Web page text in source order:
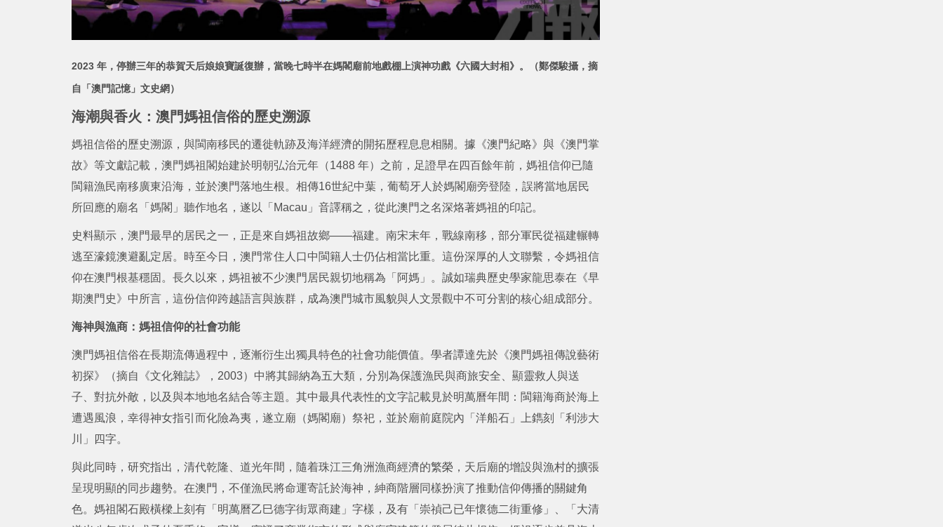
2023 年，停辦三年的恭賀天后娘娘寶誕復辦，當晚七時半在媽閣廟前地戲棚上演神功戲《六國大封相》。（鄭傑駿攝，摘
自 「澳門記憶」文史網）
海潮與香火：澳門媽祖信俗的歷史溯源
媽祖信俗的歷史溯源，與閩南移民的遷徙軌跡及海洋經濟的開拓歷程息息相關。據《澳門紀略》與《澳門掌
故》等文獻記載，澳門媽祖閣始建於明朝弘治元年（1488 年）之前，足證早在四百餘年前，媽祖信仰已隨
閩籍漁民南移廣東沿海，並於澳門落地生根。相傳16世紀中葉，葡萄牙人於媽閣廟旁登陸，誤將當地居民
所回應的廟名「媽閣」聽作地名，遂以「Macau」音譯稱之，從此澳門之名深烙著媽祖的印記。
史料顯示，澳門最早的居民之一，正是來自媽祖故鄉——福建。南宋末年，戰線南移，部分軍民從福建輾轉
逃至濠鏡澳避亂定居。時至今日，澳門常住人口中閩籍人士仍佔相當比重。這份深厚的人文聯繫，令媽祖信
仰在澳門根基穩固。長久以來，媽祖被不少澳門居民親切地稱為「阿媽」。誠如瑞典歷史學家龍思泰在《早
期澳門史》中所言，這份信仰跨越語言與族群，成為澳門城市風貌與人文景觀中不可分割的核心組成部分。
海神與漁商：媽祖信仰的社會功能
澳門媽祖信俗在長期流傳過程中，逐漸衍生出獨具特色的社會功能價值。學者譚達先於《澳門媽祖傳說藝術
初探》（摘自《文化雜誌》，2003）中將其歸納為五大類，分別為保護漁民與商旅安全、顯靈救人與送
子、對抗外敵，以及與本地地名結合等主題。其中最具代表性的文字記載見於明萬曆年間：閩籍海商於海上
遭遇風浪，幸得神女指引而化險為夷，遂立廟（媽閣廟）祭祀，並於廟前庭院內「洋船石」上鐫刻「利涉大
川」四字。
與此同時，研究指出，清代乾隆、道光年間，隨着珠江三角洲漁商經濟的繁榮，天后廟的增設與漁村的擴張
呈現明顯的同步趨勢。在澳門，不僅漁民將命運寄託於海神，紳商階層同樣扮演了推動信仰傳播的關鍵角
色。媽祖閣石殿橫樑上刻有「明萬曆乙巳德字街眾商建」字樣，及有「崇禎己已年懷德二街重修」、「大清